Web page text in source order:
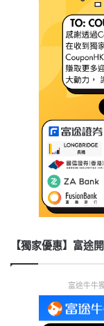
【獨家優惠】富途
富途牛牛